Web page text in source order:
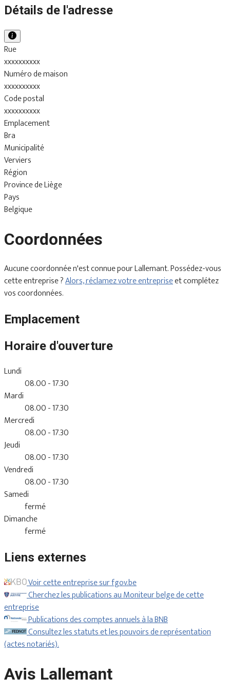
Détails de l'adresse
Rue
xxxxxxxxxx
Numéro de maison
xxxxxxxxxx
Code postal
xxxxxxxxxx
Emplacement
Bra
Municipalité
Verviers
Région
Province de Liège
Pays
Belgique
Coordonnées
Aucune coordonnée n'est connue pour Lallemant. Possédez-vous
cette entreprise ?Alors, réclamez votre entrepriseet complétez
vos coordonnées.
Emplacement
Horaire d'ouverture
Lundi
08.00 - 17.30
Mardi
08.00 - 17.30
Mercredi
08.00 - 17.30
Jeudi
08.00 - 17.30
Vendredi
08.00 - 17.30
Samedi
fermé
Dimanche
fermé
Liens externes
Voir cette entreprise sur fgov.be
Cherchez les publications au Moniteur belge de cette
entreprise
Publications des comptes annuels à la BNB
Consultez les statuts et les pouvoirs de représentation
(actes notariés).
Avis Lallemant